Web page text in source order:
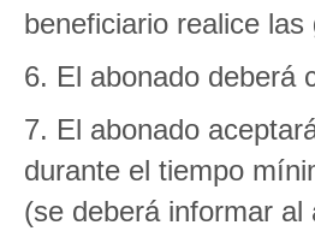
beneficiario realice
6. El abonado deberá
7. El abonado
durante el tiempo
(se deberá informar